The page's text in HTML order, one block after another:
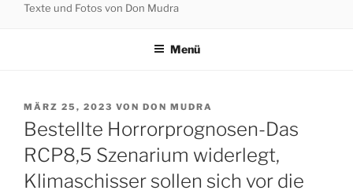
Texte und Fotos von Don Mudra
Menü
VERÖFFENTLICHT
AM
MÄRZ 25, 2023 VON DON MUDRA
Bestellte Horrorprognosen-Das
RCP8,5 Szenarium widerlegt,
Klimaschisser sollen sich vor die